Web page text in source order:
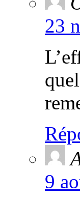
23
9